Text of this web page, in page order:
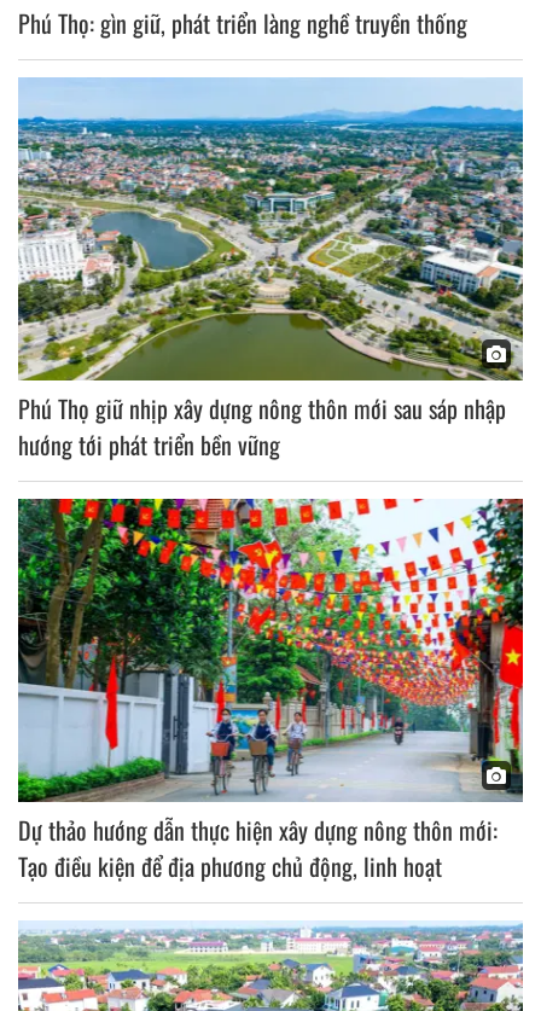
Phú Thọ: gìn giữ, phát triển làng nghề truyền thống
Phú Thọ giữ nhịp xây dựng nông thôn mới sau sáp nhập
hướng tới phát triển bền vững
Dự thảo hướng dẫn thực hiện xây dựng nông thôn mới:
Tạo điều kiện để địa phương chủ động, linh hoạt